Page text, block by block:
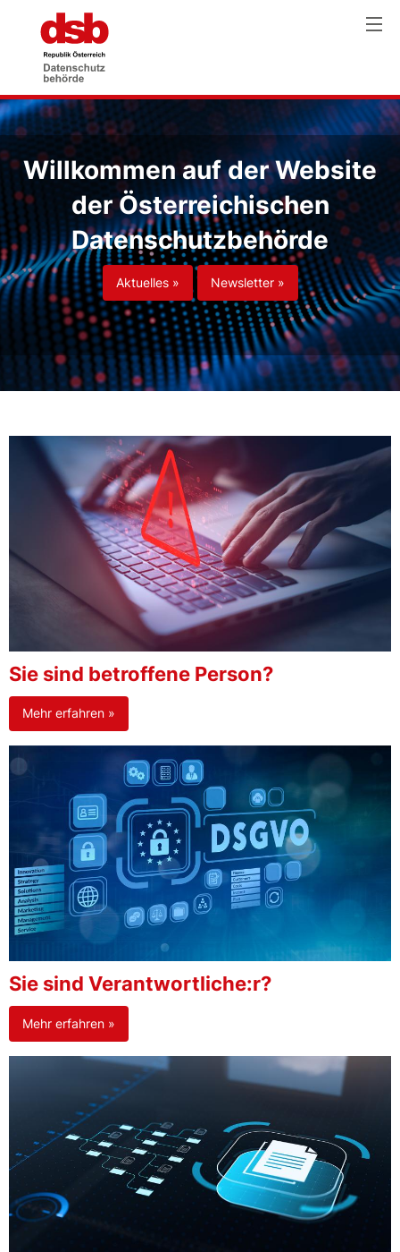
Willkommen auf der Website
der Österreichischen
Datenschutzbehörde
Aktuelles » Newsletter »
Sie sind betroffene Person?
Mehr erfahren »
Sie sind Verantwortliche:r?
Mehr erfahren »